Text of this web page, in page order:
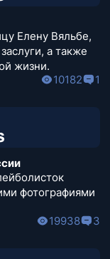
Елену Вяльбе,
а также
жизни.
10182 1
фотографиями
19938 3